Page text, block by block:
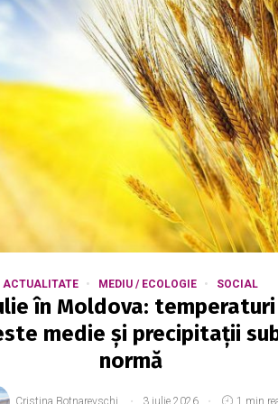
ACTUALITATE MEDIU / ECOLOGIE SOCIAL
în Moldova: temperaturi
medie și precipitații
normă
Cristina Botnarevschi 3 iulie 2026 1 min